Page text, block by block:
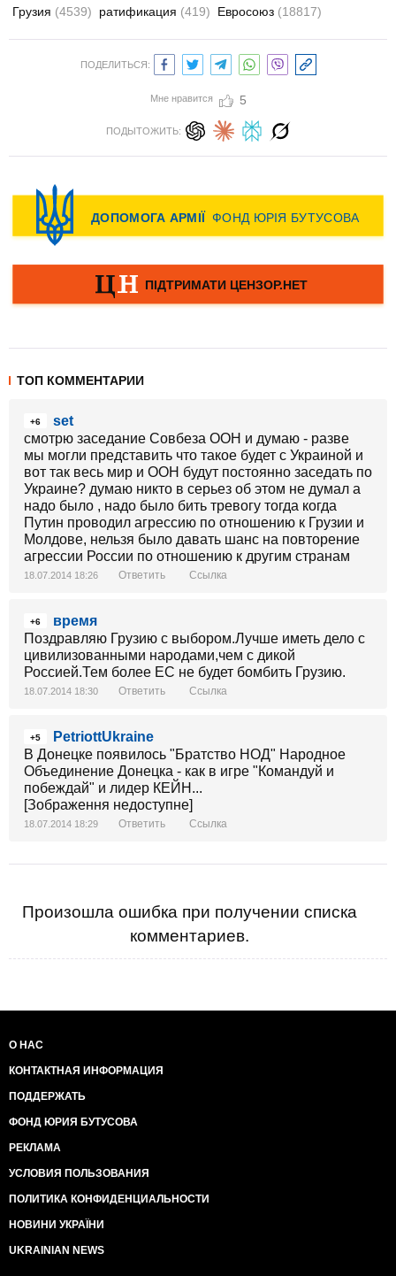
Грузия (4539) ратификация (419) Евросоюз (18817)
ПОДЕЛИТЬСЯ:
Мне нравится 5
ПОДЫТОЖИТЬ:
ТОП КОММЕНТАРИИ
+6
set
смотрю заседание Совбеза ООН и думаю - разве
мы могли представить что такое будет с Украиной и
вот так весь мир и ООН будут постоянно заседать по
Украине? думаю никто в серьез об этом не думал а
надо было , надо было бить тревогу тогда когда
Путин проводил агрессию по отношению к Грузии и
Молдове, нельзя было давать шанс на повторение
агрессии России по отношению к другим странам
18.07.2014 18:26 Ответить Ссылка
+6
время
Поздравляю Грузию с выбором.Лучше иметь дело с
цивилизованными народами,чем с дикой
Россией.Тем более ЕС не будет бомбить Грузию.
18.07.2014 18:30 Ответить Ссылка
+5
PetriottUkraine
В Донецке появилось "Братство НОД" Народное
Объединение Донецка - как в игре "Командуй и
побеждай" и лидер КЕЙН...
[Зображення недоступне]
18.07.2014 18:29 Ответить Ссылка
Произошла ошибка при получении списка
комментариев.
О НАС
КОНТАКТНАЯ ИНФОРМАЦИЯ
ПОДДЕРЖАТЬ
ФОНД ЮРИЯ БУТУСОВА
РЕКЛАМА
УСЛОВИЯ ПОЛЬЗОВАНИЯ
ПОЛИТИКА КОНФИДЕНЦИАЛЬНОСТИ
НОВИНИ УКРАЇНИ
UKRAINIAN NEWS